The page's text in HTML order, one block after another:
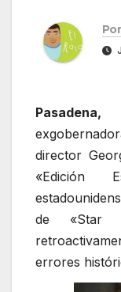
Por
Pasadena,
director
«Edición
de «Star
errores